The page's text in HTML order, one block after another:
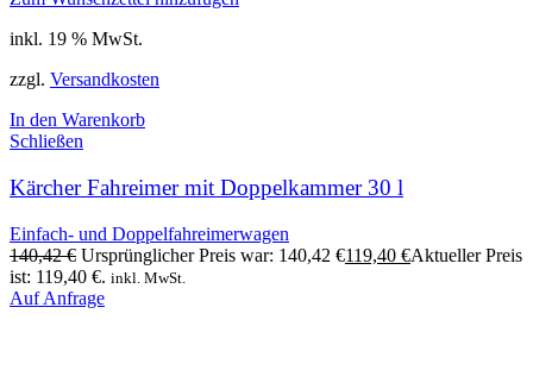
inkl. 19 % MwSt.
zzgl. Versandkosten
In den Warenkorb
Schließen
Kärcher Fahreimer mit Doppelkammer 30 l
Einfach- und Doppelfahreimerwagen
140,42€ Ursprünglicher Preis war: 140,42 €119,40 €Aktueller Preis
ist: 119,40 €. inkl. MwSt.
Auf Anfrage